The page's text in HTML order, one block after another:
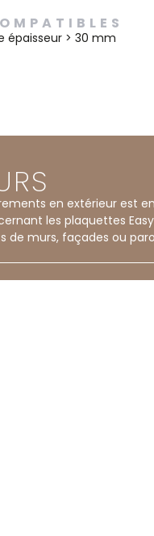
épaisseur > 30 mm
en extérieur est
les plaquettes
de murs, façades ou